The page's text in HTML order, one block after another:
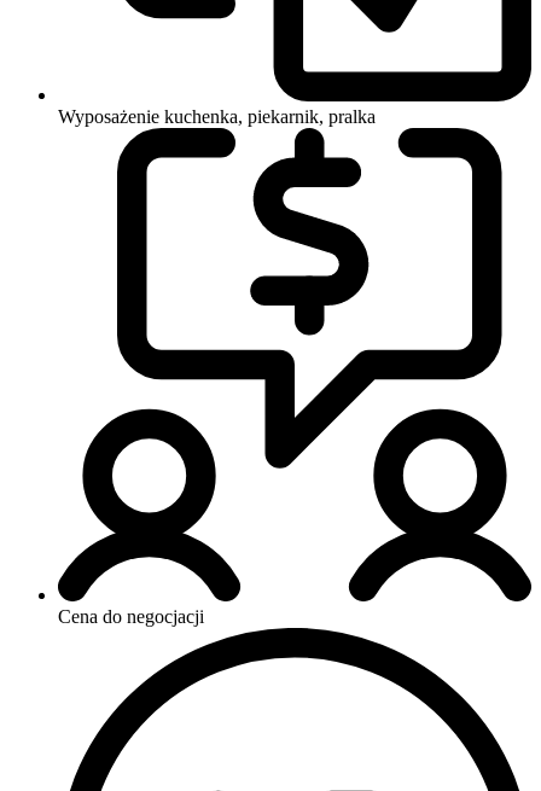
Wyposażenie kuchenka, piekarnik, pralka
Cena do negocjacji